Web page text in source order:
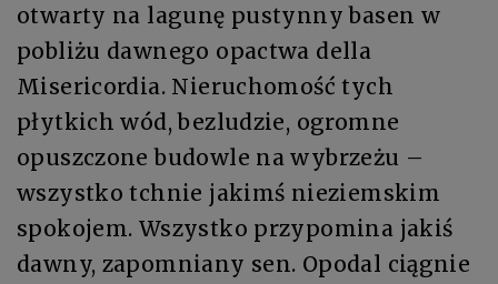
otwarty na lagunę pustynny basen w
pobliżu dawnego opactwa della
Misericordia. Nieruchomość tych
płytkich wód, bezludzie, ogromne
opuszczone budowle na wybrzeżu –
wszystko tchnie jakimś nieziemskim
spokojem. Wszystko przypomina jakiś
dawny, zapomniany sen. Opodal ciągnie